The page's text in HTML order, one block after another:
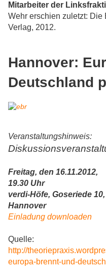
Mitarbeiter der
Wehr erschien zuletzt:
Verlag, 2012.
Hannover:
Deutschland
Veranstaltungshinweis:
Freitag, den 16.11.2012,
19.30 Uhr
verdi-Höfe, Goseriede 10,
Hannover
Einladung downloaden
Quelle:
http://
europa-brennt-und-